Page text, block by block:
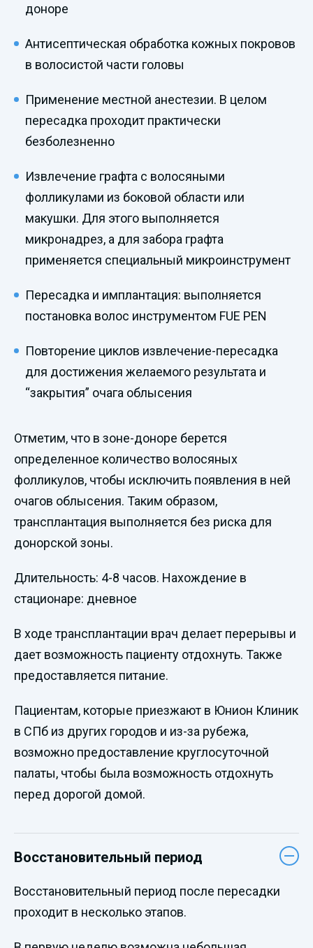
доноре
Антисептическая обработка кожных покровов
в волосистой части головы
Применение местной анестезии. В целом
пересадка проходит практически
безболезненно
Извлечение графта с волосяными
фолликулами из боковой области или
макушки. Для этого выполняется
микронадрез, а для забора графта
применяется специальный микроинструмент
Пересадка и имплантация: выполняется
постановка волос инструментом FUE PEN
Повторение циклов извлечение-пересадка
для достижения желаемого результата и
“закрытия” очага облысения
Отметим, что в зоне-доноре берется
определенное количество волосяных
фолликулов, чтобы исключить появления в ней
очагов облысения. Таким образом,
трансплантация выполняется без риска для
донорской зоны.
Длительность: 4-8 часов. Нахождение в
стационаре: дневное
В ходе трансплантации врач делает перерывы и
дает возможность пациенту отдохнуть. Также
предоставляется питание.
Пациентам, которые приезжают в Юнион Клиник
в СПб из других городов и из-за рубежа,
возможно предоставление круглосуточной
палаты, чтобы была возможность отдохнуть
перед дорогой домой.
Восстановительный период
Восстановительный период после пересадки
проходит в несколько этапов.